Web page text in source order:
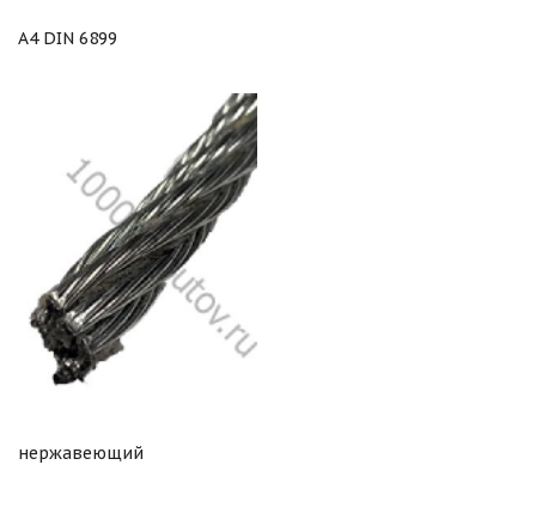
А4 DIN 6899
нержавеющий